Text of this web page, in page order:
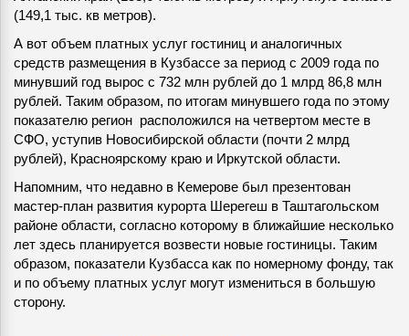
(149,1 тыс. кв метров).
А вот объем платных услуг гостиниц и аналогичных
средств размещения в Кузбассе за период с 2009 года по
минувший год вырос с 732 млн рублей до 1 млрд 86,8 млн
рублей. Таким образом, по итогам минувшего года по этому
показателю регион расположился на четвертом месте в
СФО, уступив Новосибирской области (почти 2 млрд
рублей), Красноярскому краю и Иркутской области.
Напомним, что недавно в Кемерове был презентован
мастер-план развития курорта Шерегеш в Таштагольском
районе области, согласно которому в ближайшие несколько
лет здесь планируется возвести новые гостиницы. Таким
образом, показатели Кузбасса как по номерному фонду, так
и по объему платных услуг могут измениться в большую
сторону.